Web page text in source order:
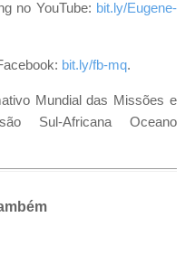
no YouTube: bit.ly/Eugene-
bit.ly/fb-mq.
Mundial das Missões e
Sul-Africana Oceano